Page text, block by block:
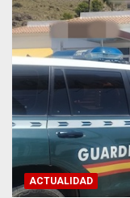
ACTUALIDAD